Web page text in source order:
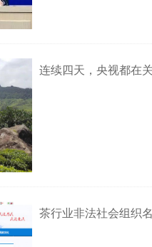
连续四天，央视都在
茶行业非法社会组织